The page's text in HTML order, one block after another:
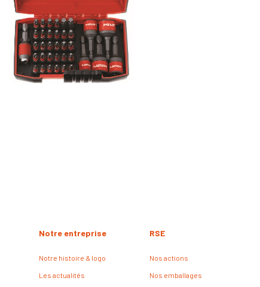
RSE
Nos actions
Nos emballages
Notre entreprise
Notre histoire & logo
Les actualités